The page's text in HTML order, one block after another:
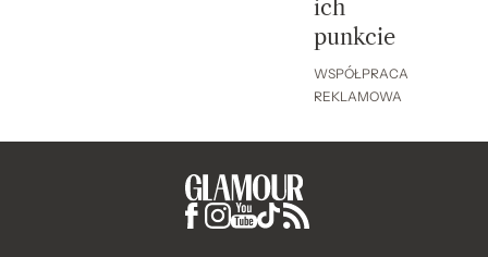
ich
punkcie
WSPÓŁPRACA
REKLAMOWA